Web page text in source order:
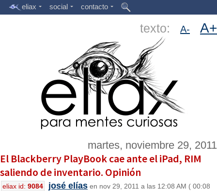
eliax social contacto
texto: A- A+
martes, noviembre 29, 2011
El Blackberry PlayBook cae ante el iPad, RIM
saliendo de inventario. Opinión
eliax id: 9084 josé elías en nov 29, 2011 a las 12:08 AM ( 00:08